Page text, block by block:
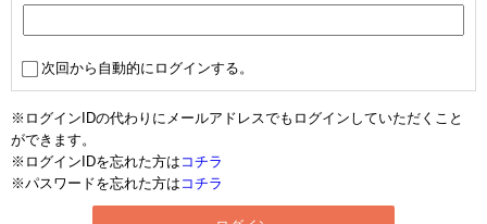
次回から自動的にログインする。
※ログインIDの代わりにメールアドレスでもログインしていただくこと
ができます。
※ログインIDを忘れた方は コチラ
※パスワードを忘れた方は コチラ